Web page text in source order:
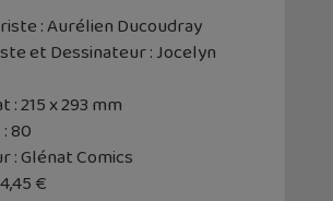
: Aurélien Ducoudray
et Dessinateur : Jocelyn
: 215 x 293 mm
80
: Glénat Comics
€